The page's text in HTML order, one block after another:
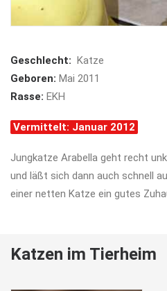
Geschlecht: Katze
Geboren: Mai 2011
Rasse: EKH
Vermittelt: Januar 2012
Jungkatze Arabella geht recht
und läßt sich dann auch schnell
einer netten Katze ein gutes
Katzen im Tierheim